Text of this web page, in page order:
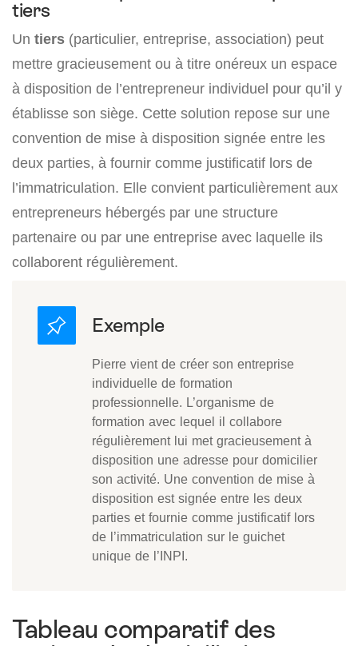
tiers
Un tiers (particulier, entreprise, association) peut
mettre gracieusement ou à titre onéreux un espace
à disposition de l’entrepreneur individuel pour qu’il y
établisse son siège. Cette solution repose sur une
convention de mise à disposition signée entre les
deux parties, à fournir comme justificatif lors de
l’immatriculation. Elle convient particulièrement aux
entrepreneurs hébergés par une structure
partenaire ou par une entreprise avec laquelle ils
collaborent régulièrement.
Pierre vient de créer son entreprise
individuelle de formation
professionnelle. L’organisme de
formation avec lequel il collabore
régulièrement lui met gracieusement à
disposition une adresse pour domicilier
son activité. Une convention de mise à
disposition est signée entre les deux
parties et fournie comme justificatif lors
de l’immatriculation sur le guichet
unique de l’INPI.
Tableau comparatif des